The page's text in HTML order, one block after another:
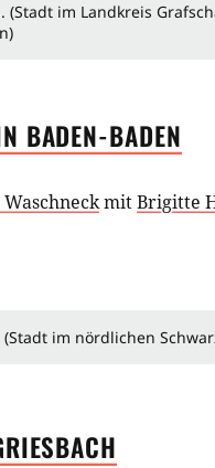
(Stadt im Landkreis
BADEN-BADEN
mitBrigitte
(Stadt im nördlichen